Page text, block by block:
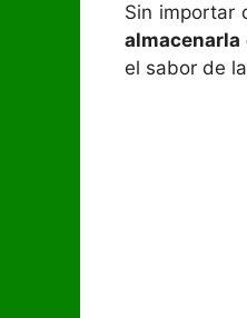
Sin importar
almacenarla
el sabor de